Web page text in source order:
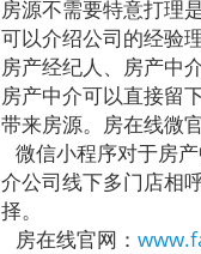
房源不需要特意打理
可以介绍公司的经验
房产经纪人、房产中
房产中介可以直接留
带来房源。房在线微
微信小程序对于房
介公司线下多门店相
择。
房在线官网：